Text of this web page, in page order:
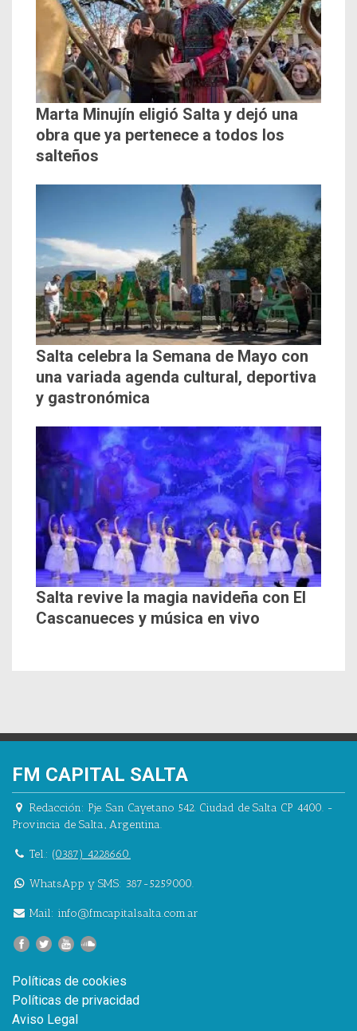
Marta Minujín eligió Salta y dejó una
obra que ya pertenece a todos los
salteños
Salta celebra la Semana de Mayo con
una variada agenda cultural, deportiva
y gastronómica
Salta revive la magia navideña con El
Cascanueces y música en vivo
FM CAPITAL SALTA
Redacción: Pje. San Cayetano 542. Ciudad de Salta CP 4400. -
Provincia de Salta., Argentina.
Tel.: (0387) 4228660.
WhatsApp y SMS: 387-5259000.
Mail: info@fmcapitalsalta.com.ar
Políticas de cookies
Políticas de privacidad
Aviso Legal